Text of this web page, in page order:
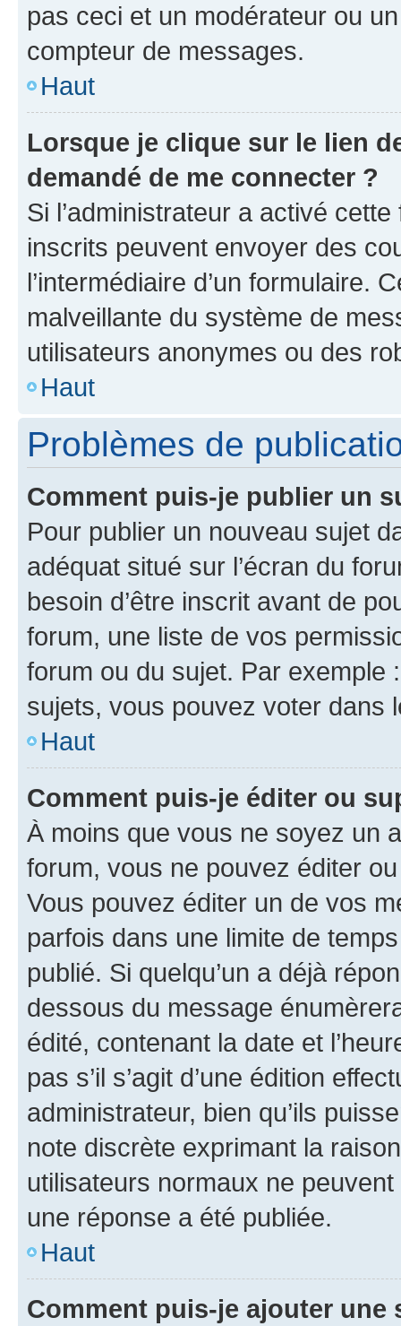
pas ceci et un modérateur ou
compteur de messages.
Haut
Lorsque je clique sur le lien
demandé de me connecter ?
Si l’administrateur a activé
inscrits peuvent envoyer des
l’intermédiaire d’un formulaire.
malveillante du système de
utilisateurs anonymes ou des
Haut
Problèmes de
Comment puis-je publier un
Pour publier un nouveau sujet
adéquat situé sur l’écran du
besoin d’être inscrit avant de
forum, une liste de vos
forum ou du sujet. Par exemple
sujets, vous pouvez voter dans
Haut
Comment puis-je éditer ou
À moins que vous ne soyez un
forum, vous ne pouvez éditer
Vous pouvez éditer un de vos
parfois dans une limite de
publié. Si quelqu’un a déjà
dessous du message
édité, contenant la date et
pas s’il s’agit d’une édition
administrateur, bien qu’ils
note discrète exprimant la
utilisateurs normaux ne
une réponse a été publiée.
Haut
Comment puis-je ajouter une